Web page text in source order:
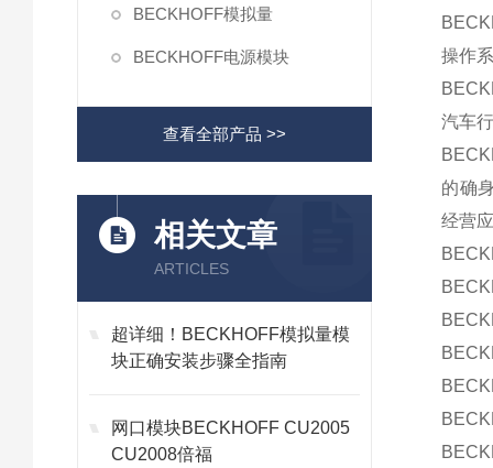
BECKHOFF模拟量
BECKHOFF电源模块
查看全部产品 >>
相关文章
ARTICLES
超详细！BECKHOFF模拟量模
块正确安装步骤全指南
网口模块BECKHOFF CU2005
CU2008倍福
操作
汽车
的确
经营